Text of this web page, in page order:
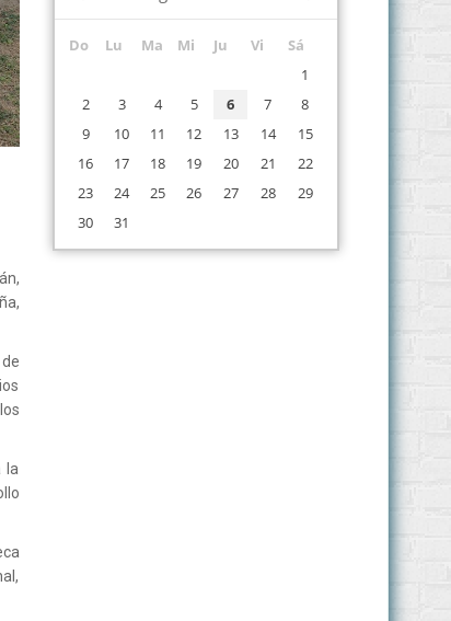
la
Do Lu Ma Mi Ju Vi
Sá
1
2
3 4 5 6 7
8
9
10 11 12 13 14
15
16
17 18 19 20 21
22
23
24 25 26 27 28
29
30
31